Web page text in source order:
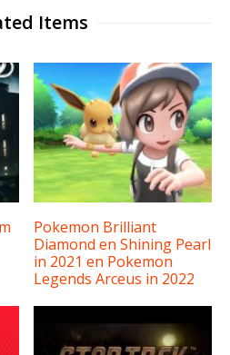
Items
Pokemon Brilliant
Diamond en Shining Pearl
in 2021 en Pokemon
Legends Arceus in 2022